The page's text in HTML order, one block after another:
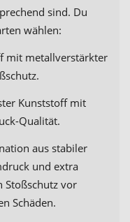
sind. Du
wählen:
mit metallverstärkter
Kunststoff mit
Qualität.
aus stabiler
und extra
Stoßschutz vor
Schäden.